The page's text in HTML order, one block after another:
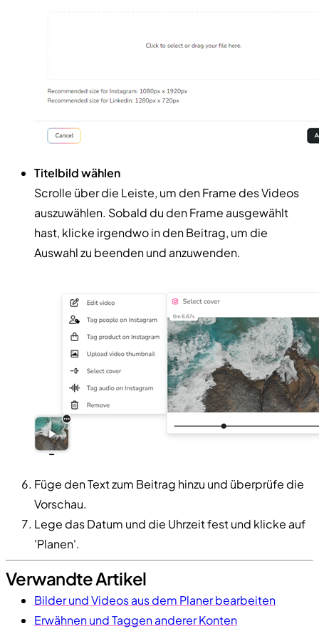
Titelbild wählen
Scrolle über die Leiste, um den Frame des Videos
auszuwählen. Sobald du den Frame ausgewählt
hast, klicke irgendwo in den Beitrag, um die
Auswahl zu beenden und anzuwenden.
Füge den Text zum Beitrag hinzu und überprüfe die
Vorschau.
Lege das Datum und die Uhrzeit fest und klicke auf
'Planen'.
Verwandte Artikel
Bilder und Videos aus dem Planer bearbeiten
Erwähnen und Taggen anderer Konten